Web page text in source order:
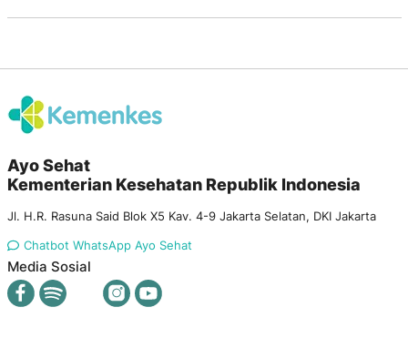
Ayo Sehat
Kementerian Kesehatan Republik Indonesia
Jl. H.R. Rasuna Said Blok X5 Kav. 4-9 Jakarta Selatan, DKI Jakarta
Chatbot WhatsApp Ayo Sehat
Media Sosial